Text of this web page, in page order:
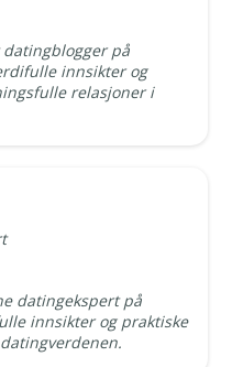
datingblogger på
innsikter og
relasjoner i
datingekspert på
innsikter og praktiske